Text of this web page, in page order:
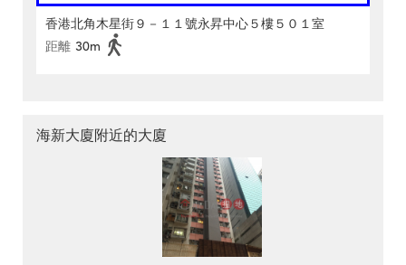
香港北角木星街９－１１號永昇中心５樓５０１室
距離 30m
海新大廈附近的大廈